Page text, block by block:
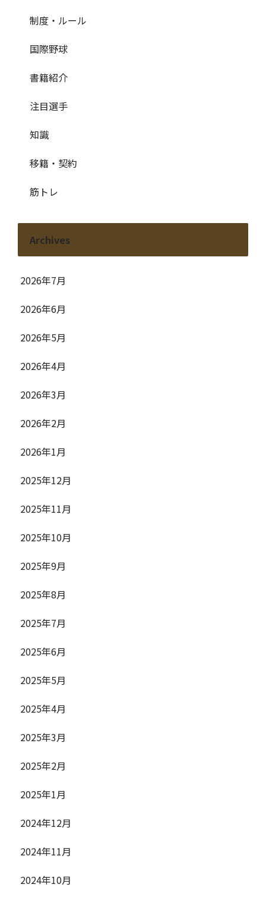
制度・ルール
国際野球
書籍紹介
注目選手
知識
移籍・契約
筋トレ
Archives
2026年7月
2026年6月
2026年5月
2026年4月
2026年3月
2026年2月
2026年1月
2025年12月
2025年11月
2025年10月
2025年9月
2025年8月
2025年7月
2025年6月
2025年5月
2025年4月
2025年3月
2025年2月
2025年1月
2024年12月
2024年11月
2024年10月